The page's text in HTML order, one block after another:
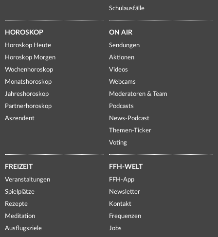
Schulausfälle
HOROSKOP
Horoskop Heute
Horoskop Morgen
Wochenhoroskop
Monatshoroskop
Jahreshoroskop
Partnerhoroskop
Aszendent
ON AIR
Sendungen
Aktionen
Videos
Webcams
Moderatoren & Team
Podcasts
News-Podcast
Themen-Ticker
Voting
FREIZEIT
Veranstaltungen
Spielplätze
Rezepte
Meditation
Ausflugsziele
FFH-WELT
FFH-App
Newsletter
Kontakt
Frequenzen
Jobs